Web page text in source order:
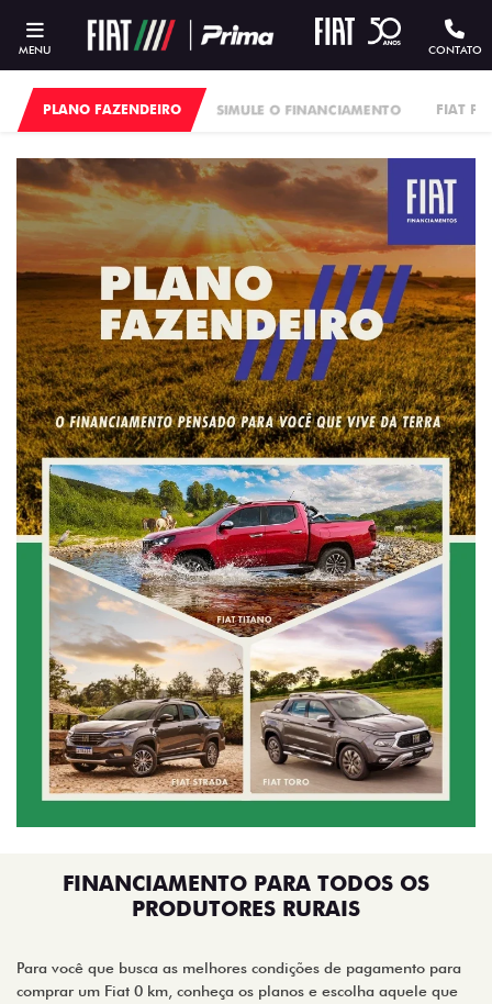
MENU CONTATO
SIMULE O FINANCIAMENTO FIAT
PLANO FAZENDEIRO
FINANCIAMENTO PARA TODOS OS
PRODUTORES RURAIS
Para você que busca as melhores condições de pagamento para
comprar um Fiat 0 km, conheça os planos e escolha aquele que